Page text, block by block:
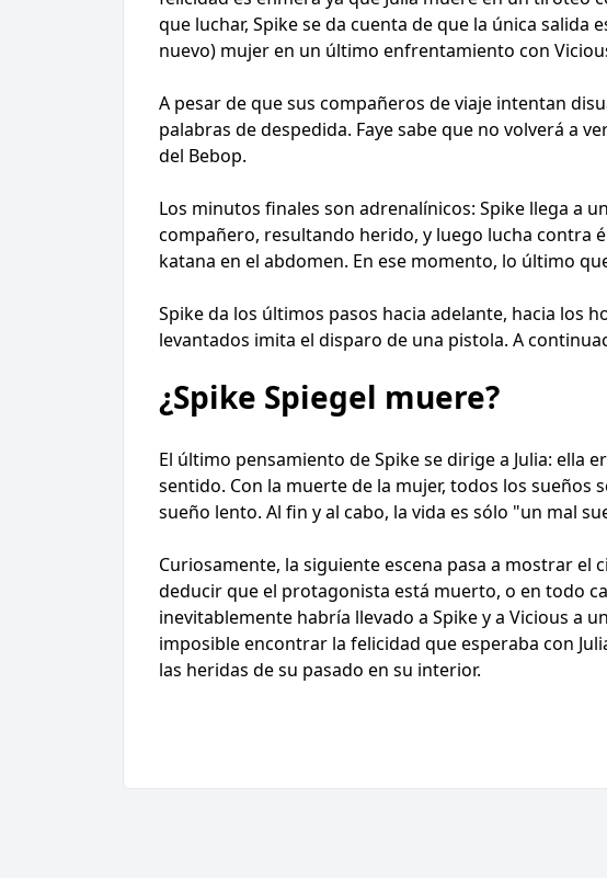
que luchar, Spike se da cuenta de que la única
nuevo) mujer en un último enfrentamiento con
A pesar de que sus compañeros de viaje intentan
palabras de despedida. Faye sabe que no volverá a
del Bebop.
Los minutos finales son adrenalínicos: Spike llega a
compañero, resultando herido, y luego lucha contra
katana en el abdomen. En ese momento, lo último
Spike da los últimos pasos hacia adelante, hacia los
levantados imita el disparo de una pistola. A
¿Spike Spiegel muere?
El último pensamiento de Spike se dirige a Julia: ella
sentido. Con la muerte de la mujer, todos los sueños
sueño lento. Al fin y al cabo, la vida es sólo "un mal
Curiosamente, la siguiente escena pasa a mostrar el
deducir que el protagonista está muerto, o en todo
inevitablemente habría llevado a Spike y a Vicious a
imposible encontrar la felicidad que esperaba con
las heridas de su pasado en su interior.